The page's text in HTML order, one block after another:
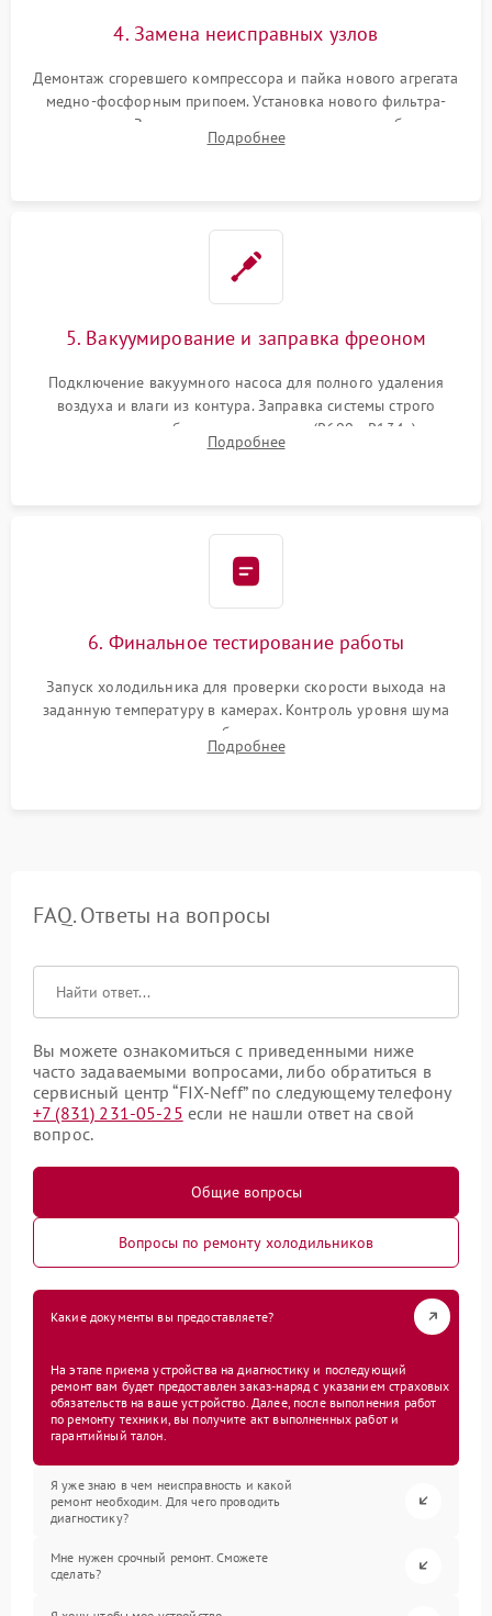
4. Замена неисправных узлов
Демонтаж сгоревшего компрессора и пайка нового агрегата
медно-фосфорным припоем. Установка нового фильтра-
осушителя. Замена изношенных вентиляторов обдува,
сломанных заслонок или поврежденных дверных петель.
Подробнее
5. Вакуумирование и заправка фреоном
Подключение вакуумного насоса для полного удаления
воздуха и влаги из контура. Заправка системы строго
дозированным объемом хладагента (R600a, R134a) по
электронным весам. Контроль рабочего давления в системе.
Подробнее
6. Финальное тестирование работы
Запуск холодильника для проверки скорости выхода на
заданную температуру в камерах. Контроль уровня шума
компрессора, отсутствия обмерзания стенок и корректного
срабатывания системы автоматической оттайки.
Подробнее
FAQ. Ответы на вопросы
Вы можете ознакомиться с приведенными ниже
часто задаваемыми вопросами, либо обратиться в
сервисный центр “FIX-Neff” по следующему телефону
+7 (831) 231-05-25 если не нашли ответ на свой
вопрос.
Общие вопросы
Вопросы по ремонту холодильников
Какие документы вы предоставляете?
На этапе приема устройства на диагностику и последующий
ремонт вам будет предоставлен заказ-наряд с указанием страховых
обязательств на ваше устройство. Далее, после выполнения работ
по ремонту техники, вы получите акт выполненных работ и
гарантийный талон.
Я уже знаю в чем неисправность и какой
ремонт необходим. Для чего проводить
диагностику?
Мне нужен срочный ремонт. Сможете
сделать?